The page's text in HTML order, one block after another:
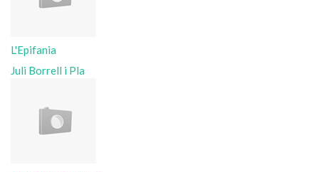
L'Epifania
Juli Borrell i Pla